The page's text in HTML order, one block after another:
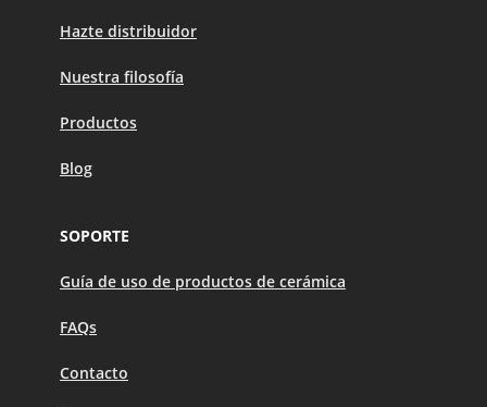
Hazte distribuidor
Nuestra filosofía
Productos
Blog
SOPORTE
Guía de uso de productos de cerámica
FAQs
Contacto